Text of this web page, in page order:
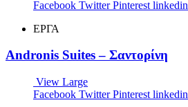
Facebook Twitter Pinterest linkedin
ΕΡΓΑ
Andronis Suites – Σαντορίνη
View Large
Facebook Twitter Pinterest linkedin